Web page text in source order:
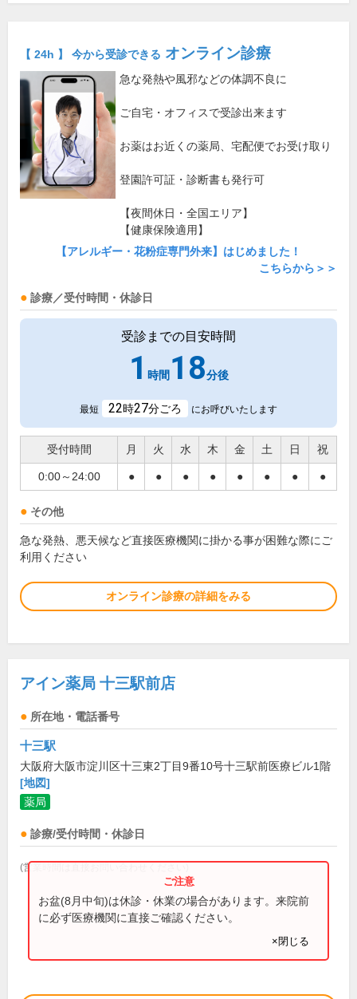
【 24h 】 今から受診できる オンライン診療
急な発熱や風邪などの体調不良に
ご自宅・オフィスで受診出来ます
お薬はお近くの薬局、宅配便でお受け取り
登園許可証・診断書も発行可
【夜間休日・全国エリア】
【健康保険適用】
【アレルギー・花粉症専門外来】はじめました！
こちらから＞＞
診療／受付時間・休診日
受診までの目安時間
1 時間18分後
最短 22時27分ごろ にお呼びいたします
受付時間 月 火 水 木 金 土 日 祝
0:00～24:00 ● ● ● ● ● ● ● ●
その他
急な発熱、悪天候など直接医療機関に掛かる事が困難な際にご
利用ください
オンライン診療の詳細をみる
アイン薬局 十三駅前店
所在地・電話番号
十三駅
大阪府大阪市淀川区十三東2丁目9番10号十三駅前医療ビル1階
[地図]
薬局
診療/受付時間・休診日
(営業時間は直接お問い合わせください)
お盆(8月中旬)は休診・休業の場合があります。来院前
に必ず医療機関に直接ご確認ください。
×閉じる